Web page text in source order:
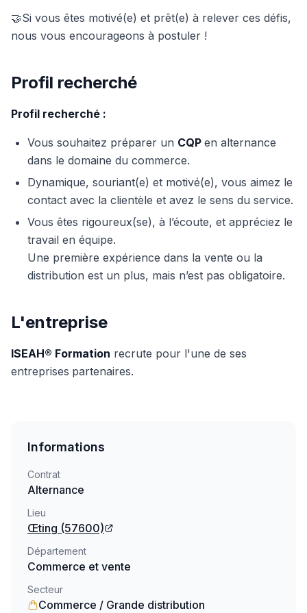
🤝Si vous êtes motivé(e) et prêt(e) à relever ces défis,
nous vous encourageons à postuler !
Profil recherché
Profil recherché :
Vous souhaitez préparer un CQP en alternance
dans le domaine du commerce.
Dynamique, souriant(e) et motivé(e), vous aimez le
contact avec la clientèle et avez le sens du service.
Vous êtes rigoureux(se), à l’écoute, et appréciez le
travail en équipe.
Une première expérience dans la vente ou la
distribution est un plus, mais n’est pas obligatoire.
L'entreprise
ISEAH® Formation recrute pour l'une de ses
entreprises partenaires.
Informations
Contrat
Alternance
Lieu
Œting (57600)
Département
Commerce et vente
Secteur
Commerce / Grande distribution